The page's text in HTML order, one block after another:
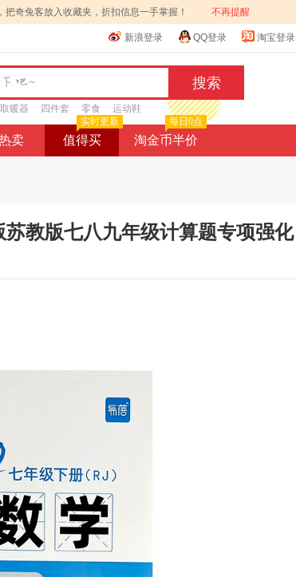
，把奇兔客放入收藏夹，折扣信息一手掌握！ 不再提醒
新浪登录 QQ登录 淘宝登录
取暖器 四件套 零食 运动鞋
卖 值得买
实时更新
淘金币半价
每日0点
苏教版七八九年级计算题专项强化